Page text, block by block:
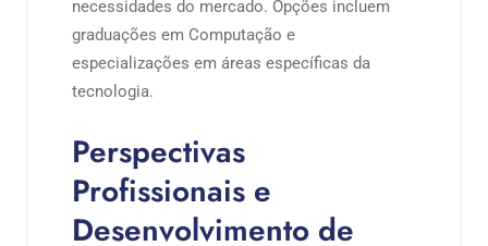
necessidades do mercado. Opções incluem
graduações em Computação e
especializações em áreas específicas da
tecnologia.
Perspectivas
Profissionais e
Desenvolvimento de